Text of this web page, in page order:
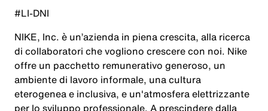
#LI-DNI
NIKE, Inc. è un’azienda in piena crescita, alla ricerca
di collaboratori che vogliono crescere con noi. Nike
offre un pacchetto remunerativo generoso, un
ambiente di lavoro informale, una cultura
eterogenea e inclusiva, e un'atmosfera elettrizzante
per lo sviluppo professionale. A prescindere dalla